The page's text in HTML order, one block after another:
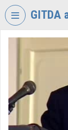
Skip header
GITDA
INFORMATION-
TECHNOLOGY
DEVELOPMENT
AGENCY